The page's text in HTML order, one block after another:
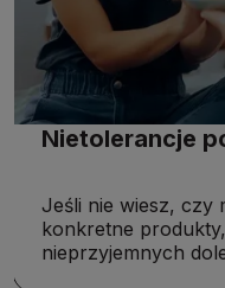
Nietolerancje
Jeśli nie wiesz, czy
konkretne
nieprzyjemnych